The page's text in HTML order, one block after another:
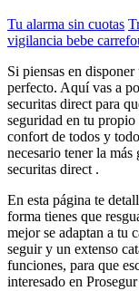
Tu alarma sin cuotas
vigilancia bebe
Si piensas en
perfecto. Aquí vas a
securitas direct para
seguridad en tu
confort de todos y
necesario tener la
securitas direct .
En esta página te
forma tienes que
mejor se adaptan a tu
seguir y un extenso
funciones, para que
interesado en